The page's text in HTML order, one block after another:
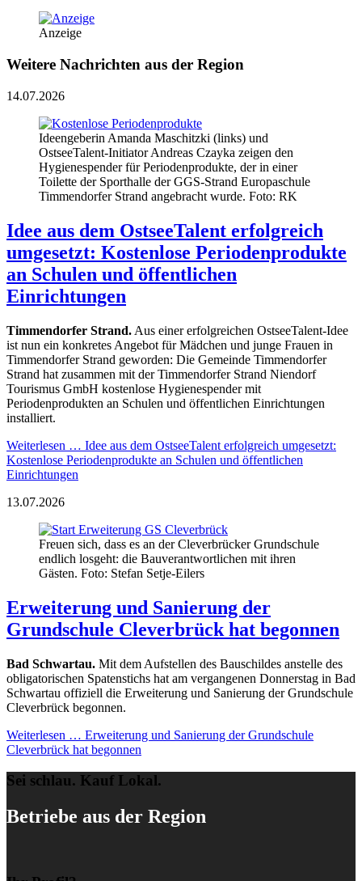
Anzeige
Weitere Nachrichten aus der Region
14.07.2026
Ideengeberin Amanda Maschitzki (links) und
OstseeTalent-Initiator Andreas Czayka zeigen den
Hygienespender für Periodenprodukte, der in einer
Toilette der Sporthalle der GGS-Strand Europaschule
Timmendorfer Strand angebracht wurde. Foto: RK
Idee aus dem OstseeTalent erfolgreich
umgesetzt: Kostenlose Periodenprodukte
an Schulen und öffentlichen
Einrichtungen
Timmendorfer Strand. Aus einer erfolgreichen OstseeTalent-Idee
ist nun ein konkretes Angebot für Mädchen und junge Frauen in
Timmendorfer Strand geworden: Die Gemeinde Timmendorfer
Strand hat zusammen mit der Timmendorfer Strand Niendorf
Tourismus GmbH kostenlose Hygienespender mit
Periodenprodukten an Schulen und öffentlichen Einrichtungen
installiert.
Weiterlesen … Idee aus dem OstseeTalent erfolgreich umgesetzt:
Kostenlose Periodenprodukte an Schulen und öffentlichen
Einrichtungen
13.07.2026
Freuen sich, dass es an der Cleverbrücker Grundschule
endlich losgeht: die Bauverantwortlichen mit ihren
Gästen. Foto: Stefan Setje-Eilers
Erweiterung und Sanierung der
Grundschule Cleverbrück hat begonnen
Bad Schwartau. Mit dem Aufstellen des Bauschildes anstelle des
obligatorischen Spatenstichs hat am vergangenen Donnerstag in Bad
Schwartau offiziell die Erweiterung und Sanierung der Grundschule
Cleverbrück begonnen.
Weiterlesen … Erweiterung und Sanierung der Grundschule
Cleverbrück hat begonnen
Sei schlau. Kauf Lokal.
Betriebe aus der Region